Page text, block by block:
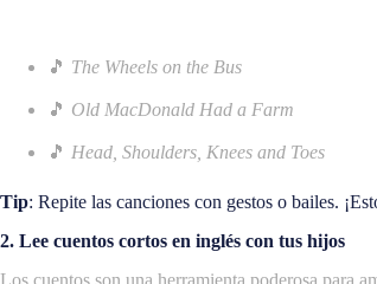
🎵 The Wheels on the Bus
🎵 Old MacDonald Had a Farm
🎵 Head, Shoulders, Knees and Toes
Tip: Repite las canciones con gestos o bailes.
2. Lee cuentos cortos en inglés con tus hijos
Los cuentos son una herramienta poderosa para